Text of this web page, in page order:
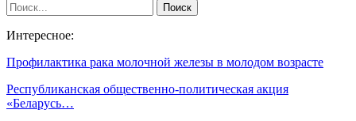
Интересное:
Профилактика рака молочной железы в молодом возрасте
Республиканская общественно-политическая акция
«Беларусь…